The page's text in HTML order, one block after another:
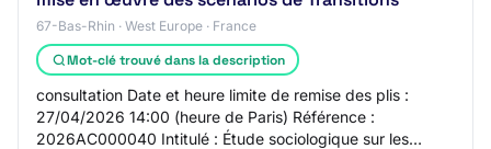
67-Bas-Rhin · West Europe · France
Mot-clé trouvé dans la description
consultation Date et heure limite de remise des plis :
27/04/2026 14:00 (heure de Paris) Référence :
2026AC000040 Intitulé : Étude sociologique sur les